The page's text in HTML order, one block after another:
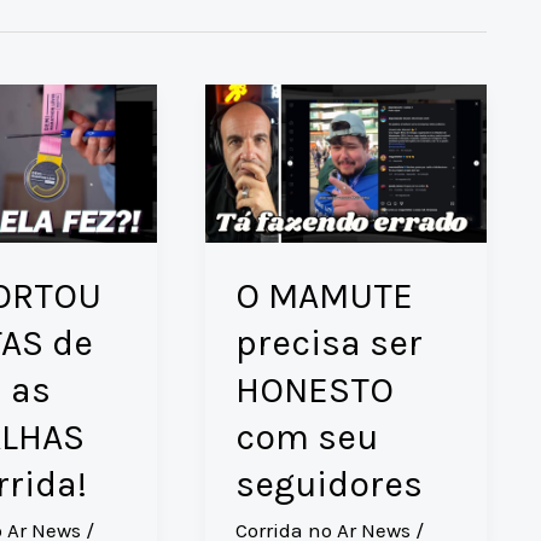
de
as
News /
O MAMUTE
precisa ser
HONESTO
com seu
seguidores
Corrida no Ar News /